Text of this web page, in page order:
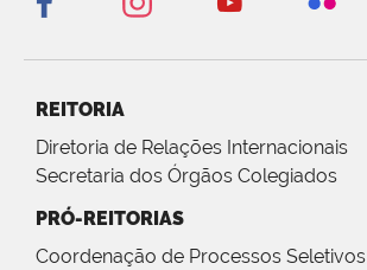
REITORIA
Diretoria de Relações Internacionais
Secretaria dos Órgãos Colegiados
PRÓ-REITORIAS
Coordenação de Processos Seletivos